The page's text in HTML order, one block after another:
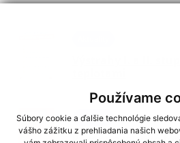
Používame
Súbory cookie a ďalšie technológie
vášho zážitku z prehliadania našich
Aktuality
Pozor na vysoké